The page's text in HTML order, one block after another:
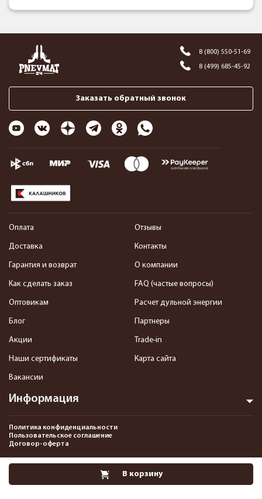
В корзину
8 (800) 550-51-69
8 (499) 685-45-92
Заказать обратный звонок
Информация
Оплата
Доставка
Гарантия и возврат
Как сделать заказ
Оптовикам
Блог
Акции
Наши сертификаты
Вакансии
Отзывы
Контакты
О компании
FAQ (частые вопросы)
Расчет дульной энергии
Партнеры
Trade-in
Карта сайта
Политика конфиденциальности
Пользовательское соглашение
Договор-оферта
2013-2026 Интернет-магазин пневматики, страйкбола и снаряжения–
Pnevmat24.ru. Все права защищены.©